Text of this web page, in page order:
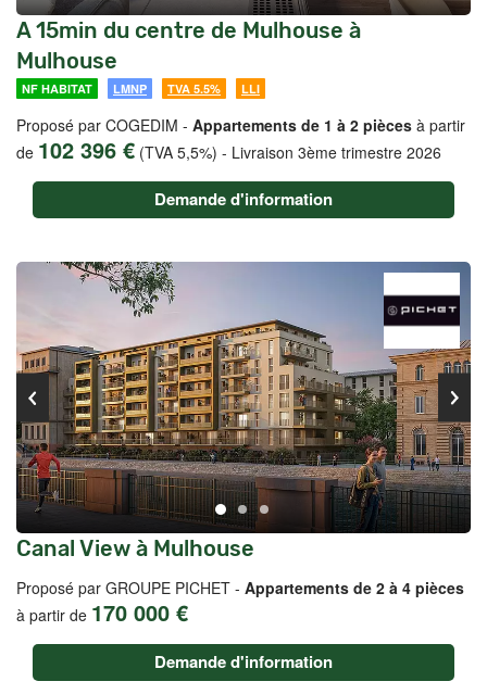
A 15min du centre de Mulhouse à
Mulhouse
NF HABITAT LMNP TVA 5.5% LLI
Proposé par COGEDIM - Appartements de 1 à 2 pièces à partir
de 102 396 € (TVA 5,5%) - Livraison 3ème trimestre 2026
Demande d'information
Canal View à Mulhouse
Proposé par GROUPE PICHET - Appartements de 2 à 4 pièces
à partir de 170 000 €
Demande d'information